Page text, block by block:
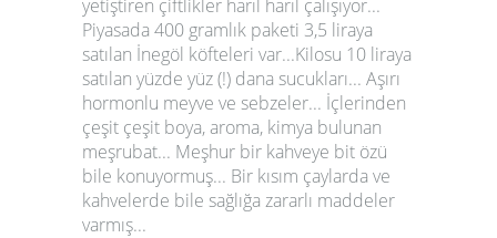
yetiştiren çiftlikler harıl harıl çalışıyor...
Piyasada 400 gramlık paketi 3,5 liraya
satılan İnegöl köfteleri var...Kilosu 10 liraya
satılan yüzde yüz (!) dana sucukları... Aşırı
hormonlu meyve ve sebzeler... İçlerinden
çeşit çeşit boya, aroma, kimya bulunan
meşrubat... Meşhur bir kahveye bit özü
bile konuyormuş... Bir kısım çaylarda ve
kahvelerde bile sağlığa zararlı maddeler
varmış...